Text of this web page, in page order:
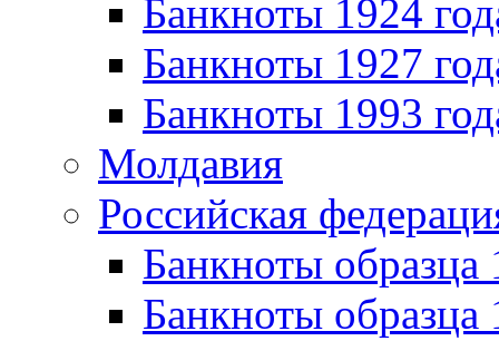
Банкноты 1924
Банкноты 1927
Банкноты 1993
Молдавия
Российская
Банкноты образца
Банкноты образца